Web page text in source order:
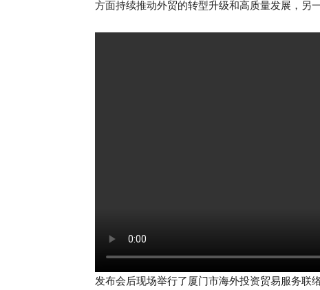
方面持续推动外贸的转型升级和高质量发展，另
发布会后现场举行了厦门市海外投资贸易服务联